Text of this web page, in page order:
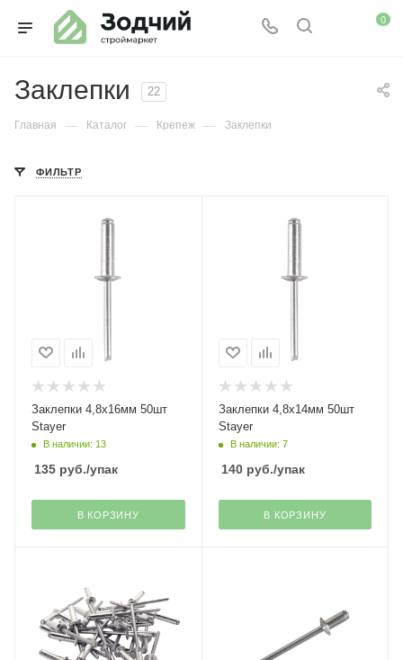
0
Заклепки 22
Главная — Каталог — Крепеж — Заклепки
ФИЛЬТР
Заклепки 4,8х16мм 50шт
Stayer
В наличии: 13
135 руб./упак
В КОРЗИНУ
Заклепки 4,8х14мм 50шт
Stayer
В наличии: 7
140руб./упак
В КОРЗИНУ